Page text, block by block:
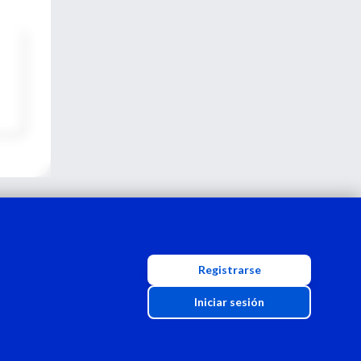
Registrarse
Iniciar sesión